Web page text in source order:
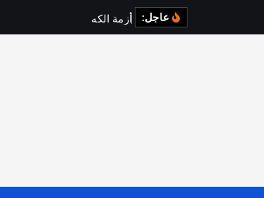
عاجل: أزمة ا كه رباء في